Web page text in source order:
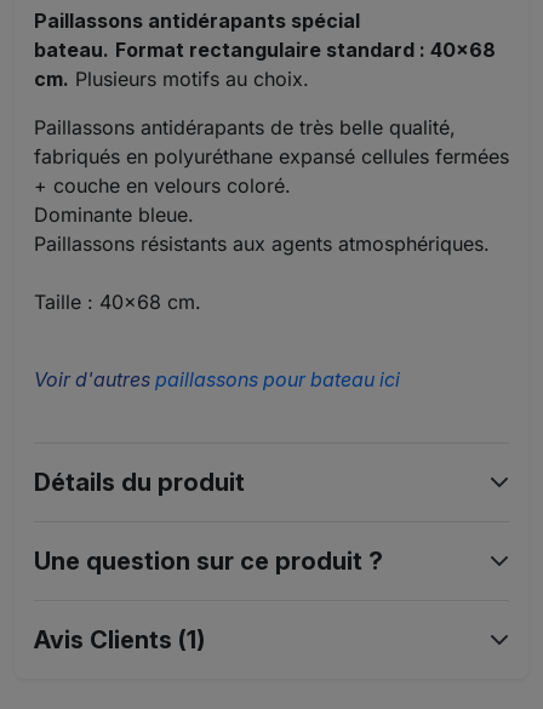
Paillassons antidérapants spécial
bateau. Format rectangulaire standard : 40x68
cm. Plusieurs motifs au choix.
Paillassons antidérapants de très belle qualité,
fabriqués en polyuréthane expansé cellules fermées
+ couche en velours coloré.
Dominante bleue.
Paillassons résistants aux agents atmosphériques.
Taille : 40x68 cm.
Voir d'autres paillassons pour bateau ici
Détails du produit
Une question sur ce produit ?
Avis Clients (1)